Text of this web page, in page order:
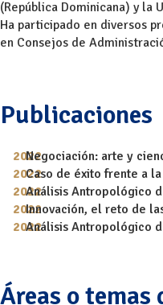
(República Dominicana) y la
Ha participado en diversos
en Consejos de
Publicaciones
Negociación: arte y
Caso de éxito frente a
Análisis Antropológico
Innovación, el reto de
Análisis Antropológico
Áreas o temas